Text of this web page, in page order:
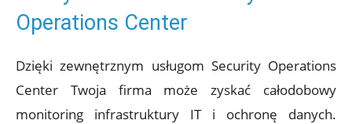
Operations Center
Dzięki zewnętrznym usługom Security Operations
Center Twoja firma może zyskać całodobowy
monitoring infrastruktury IT i ochronę danych.